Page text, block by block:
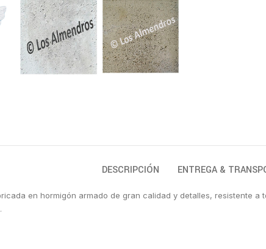
DESCRIPCIÓN ENTREGA &
en hormigón armado de gran calidad y detalles, resistente